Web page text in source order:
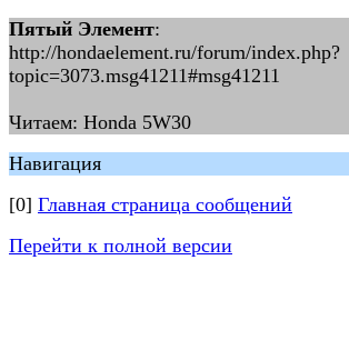
Пятый Элемент:
http://hondaelement.ru/forum/index.php?
topic=3073.msg41211#msg41211
Читаем: Honda 5W30
Навигация
[0] Главная страница сообщений
Перейти к полной версии